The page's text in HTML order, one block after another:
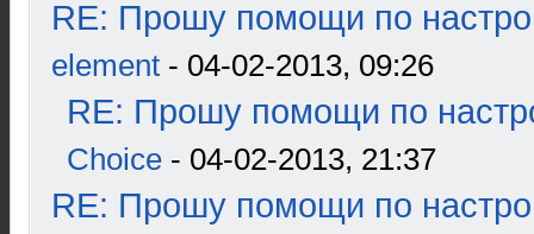
RE: Прошу помощи по
element - 04-02-2013, 09:26
RE: Прошу помощи по
Choice - 04-02-2013, 21:37
RE: Прошу помощи по